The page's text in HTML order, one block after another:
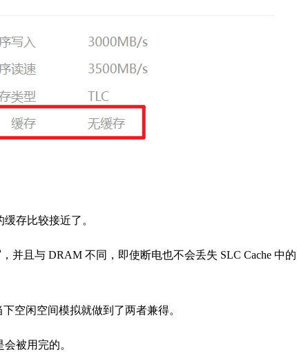
存比较接近了。
并且与 DRAM 不同，即使断电也不会丢失 SLC Cache 中的
空闲空间模拟就做到了两者兼得。
被用完的。